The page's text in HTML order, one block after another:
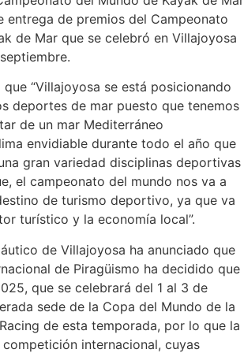
entrega de premios del Campeonato
de Mar que se celebró en Villajoyosa
que “Villajoyosa se está posicionando
deportes de mar puesto que tenemos
de un mar Mediterráneo
envidiable durante todo el año que
gran variedad disciplinas deportivas
el campeonato del mundo nos va a
de turismo deportivo, ya que va
turístico y la economía local”.
de Villajoyosa ha anunciado que
de Piragüismo ha decidido que
que se celebrará del 1 al 3 de
sede de la Copa del Mundo de la
de esta temporada, por lo que la
internacional, cuyas